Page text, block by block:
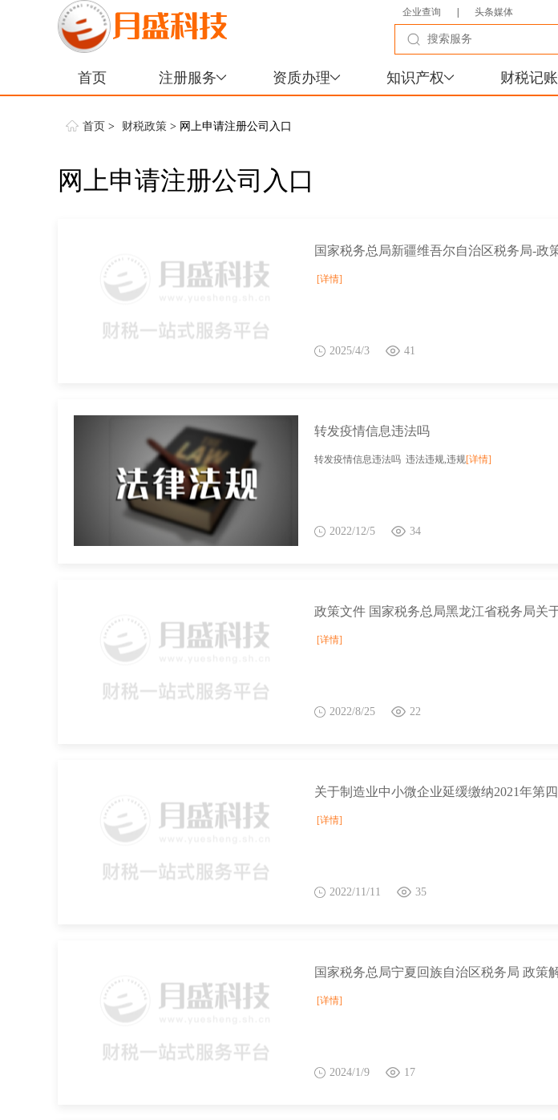
企业查询 头条媒体
首页 注册服务 资质办理 知识产权 财税记账
首页 > 财税政策 > 网上申请注册公司入口
网上申请注册公司入口
[详情]
2025/4/3 41
转发疫情信息违法吗
转发疫情信息违法吗 违法违规,违规[详情]
2022/12/5 34
[详情]
2022/8/25 22
[详情]
2022/11/11 35
[详情]
2024/1/9 17